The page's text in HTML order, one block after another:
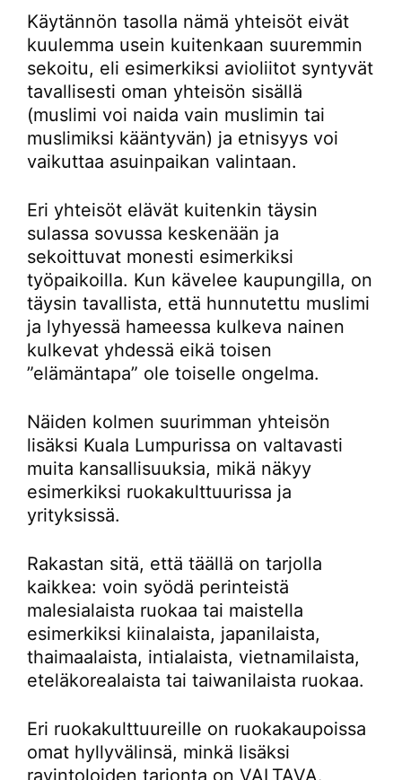
Käytännön tasolla nämä yhteisöt eivät
kuulemma usein kuitenkaan suuremmin
sekoitu, eli esimerkiksi avioliitot syntyvät
tavallisesti oman yhteisön sisällä
(muslimi voi naida vain muslimin tai
muslimiksi kääntyvän) ja etnisyys voi
vaikuttaa asuinpaikan valintaan.
Eri yhteisöt elävät kuitenkin täysin
sulassa sovussa keskenään ja
sekoittuvat monesti esimerkiksi
työpaikoilla. Kun kävelee kaupungilla, on
täysin tavallista, että hunnutettu muslimi
ja lyhyessä hameessa kulkeva nainen
kulkevat yhdessä eikä toisen
”elämäntapa” ole toiselle ongelma.
Näiden kolmen suurimman yhteisön
lisäksi Kuala Lumpurissa on valtavasti
muita kansallisuuksia, mikä näkyy
esimerkiksi ruokakulttuurissa ja
yrityksissä.
Rakastan sitä, että täällä on tarjolla
kaikkea: voin syödä perinteistä
malesialaista ruokaa tai maistella
esimerkiksi kiinalaista, japanilaista,
thaimaalaista, intialaista, vietnamilaista,
eteläkorealaista tai taiwanilaista ruokaa.
Eri ruokakulttuureille on ruokakaupoissa
omat hyllyvälinsä, minkä lisäksi
ravintoloiden tarjonta on VALTAVA.